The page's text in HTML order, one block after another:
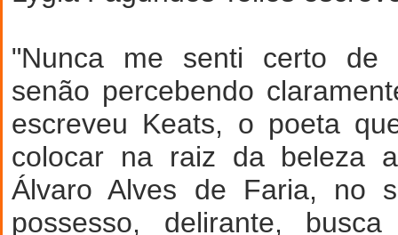
"Nunca me senti certo de
senão percebendo
escreveu Keats, o poeta
colocar na raiz da beleza
Álvaro Alves de Faria, no
possesso, delirante,